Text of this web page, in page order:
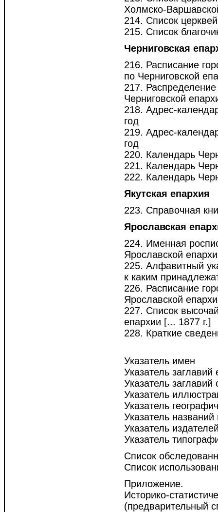
Холмско-
214. Список
215. Список
Черниговская
216. Расписание
по Черниговской
217.
Черниговской
218. Адрес-
год
219. Адрес-
год
220. Календарь
221. Календарь
222. Календарь
Якутская епархия
223. Справочная
Ярославская
224. Именная
Ярославской
225. Алфавитный
к каким
226. Расписание
Ярославской
227. Список
епархии [... 1877 г.]
228. Краткие
Указатель имен
Указатель
Указатель заглавий
Указатель
Указатель
Указатель
Указатель
Указатель
Список
Список
Приложение.
Историко-
(предварительный